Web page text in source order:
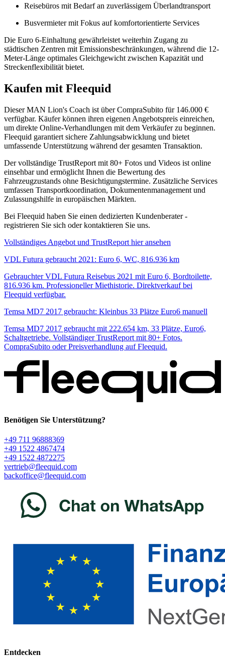
Reisebüros mit Bedarf an zuverlässigem Überlandtransport
Busvermieter mit Fokus auf komfortorientierte Services
Die Euro 6-Einhaltung gewährleistet weiterhin Zugang zu
städtischen Zentren mit Emissionsbeschränkungen, während die 12-
Meter-Länge optimales Gleichgewicht zwischen Kapazität und
Streckenflexibilität bietet.
Kaufen mit Fleequid
Dieser MAN Lion's Coach ist über CompraSubito für 146.000 €
verfügbar. Käufer können ihren eigenen Angebotspreis einreichen,
um direkte Online-Verhandlungen mit dem Verkäufer zu beginnen.
Fleequid garantiert sichere Zahlungsabwicklung und bietet
umfassende Unterstützung während der gesamten Transaktion.
Der vollständige TrustReport mit 80+ Fotos und Videos ist online
einsehbar und ermöglicht Ihnen die Bewertung des
Fahrzeugzustands ohne Besichtigungstermine. Zusätzliche Services
umfassen Transportkoordination, Dokumentenmanagement und
Zulassungshilfe in europäischen Märkten.
Bei Fleequid haben Sie einen dedizierten Kundenberater -
registrieren Sie sich oder kontaktieren Sie uns.
Vollständiges Angebot und TrustReport hier ansehen
VDL Futura gebraucht 2021: Euro 6, WC, 816.936 km
Gebrauchter VDL Futura Reisebus 2021 mit Euro 6, Bordtoilette,
816.936 km. Professioneller Miethistorie. Direktverkauf bei
Fleequid verfügbar.
Temsa MD7 2017 gebraucht: Kleinbus 33 Plätze Euro6 manuell
Temsa MD7 2017 gebraucht mit 222.654 km, 33 Plätze, Euro6,
Schaltgetriebe. Vollständiger TrustReport mit 80+ Fotos.
CompraSubito oder Preisverhandlung auf Fleequid.
Benötigen Sie Unterstützung?
+49 711 96888369
+49 1522 4867474
+49 1522 4872275
vertrieb@fleequid.com
backoffice@fleequid.com
Entdecken